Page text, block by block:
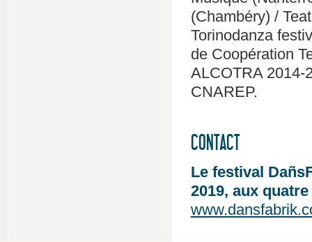
(Chambéry) /
Torinodanza
de Coopération
ALCOTRA 2014-
CNAREP.
CONTACT
Le festival
2019, aux